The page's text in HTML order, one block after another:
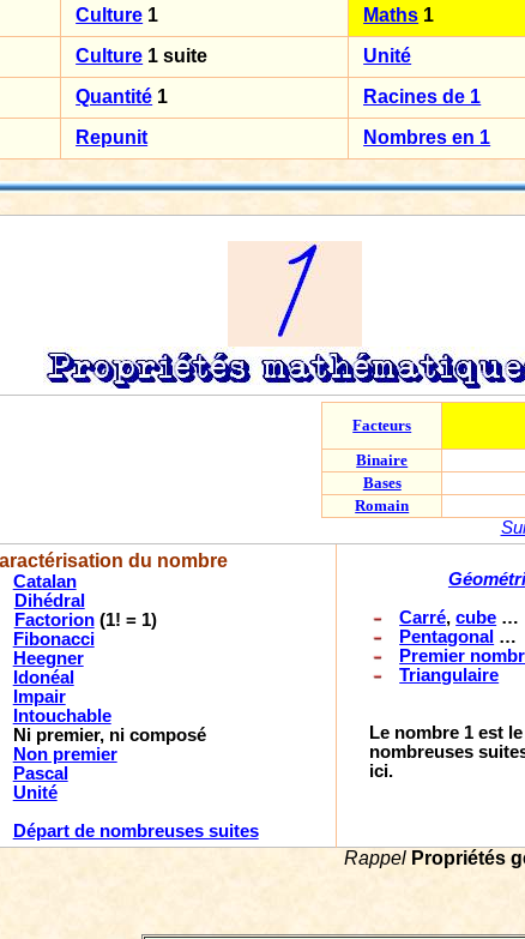
Culture 1 Maths 1
Culture 1 suite Unité
Quantité 1 Racines de 1
Repunit Nombres en 1
Facteurs
Binaire
Bases
Romain
du nombre
Catalan
Dihédral
Factorion(1! = 1)
Fibonacci
Heegner
Idonéal
Impair
Intouchable
Ni premier, ni composé
Non premier
Pascal
Unité
Départ de nombreuses suites
Carré,cube …
Pentagonal …
Premier
Triangulaire
Le nombre 1 est
nombreuses
ici.
Rappel Propriétés